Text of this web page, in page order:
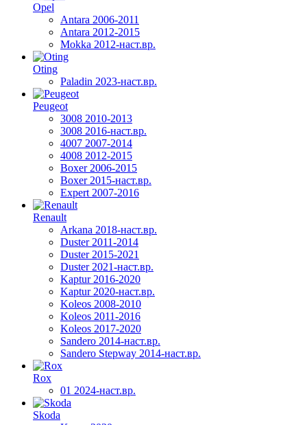
Opel
Antara 2006-2011
Antara 2012-2015
Mokka 2012-наст.вр.
Oting
Paladin 2023-наст.вр.
Peugeot
3008 2010-2013
3008 2016-наст.вр.
4007 2007-2014
4008 2012-2015
Boxer 2006-2015
Boxer 2015-наст.вр.
Expert 2007-2016
Renault
Arkana 2018-наст.вр.
Duster 2011-2014
Duster 2015-2021
Duster 2021-наст.вр.
Kaptur 2016-2020
Kaptur 2020-наст.вр.
Koleos 2008-2010
Koleos 2011-2016
Koleos 2017-2020
Sandero 2014-наст.вр.
Sandero Stepway 2014-наст.вр.
Rox
01 2024-наст.вр.
Skoda